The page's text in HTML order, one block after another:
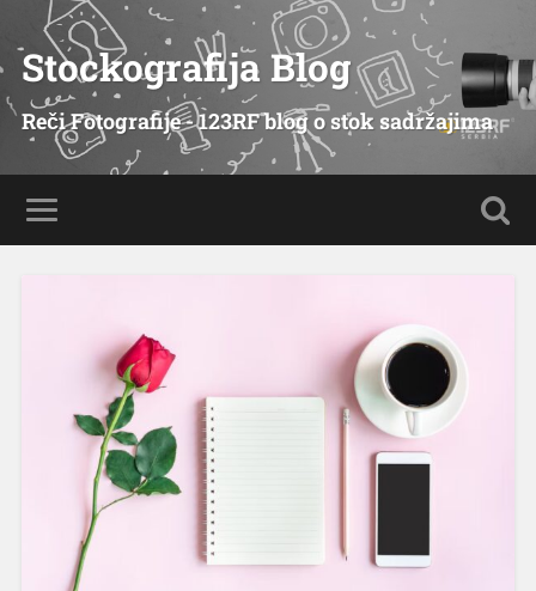
Stockografija Blog
Reči Fotografije - 123RF blog o stok sadržajima